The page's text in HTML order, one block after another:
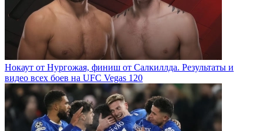
Нокаут от Нургожая, финиш от Салкиллда. Результаты и
видео всех боев на UFC Vegas 120